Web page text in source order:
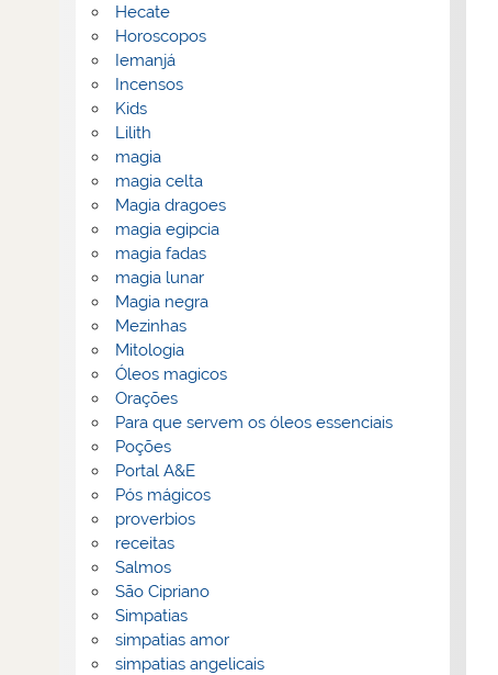
Hecate
Horoscopos
Iemanjá
Incensos
Kids
Lilith
magia
magia celta
Magia dragoes
magia egipcia
magia fadas
magia lunar
Magia negra
Mezinhas
Mitologia
Óleos magicos
Orações
Para que servem os óleos essenciais
Poções
Portal A&E
Pós mágicos
proverbios
receitas
Salmos
São Cipriano
Simpatias
simpatias amor
simpatias angelicais